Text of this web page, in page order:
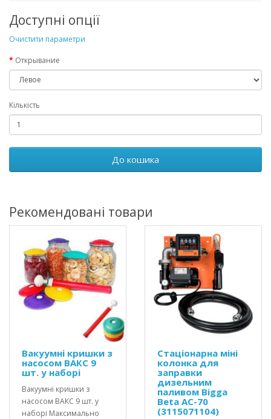
Доступні опції
Очистити параметри
Открывание
Кількість
До кошика
Рекомендовані товари
Вакуумні кришки з
насосом ВАКС 9
шт. у наборі
Вакуумні кришки з
насосом ВАКС 9 шт. у
наборі Максимально
Стаціонарна міні
колонка для
заправки
дизельним
паливом Bigga
Beta AC-70
(3115071104)